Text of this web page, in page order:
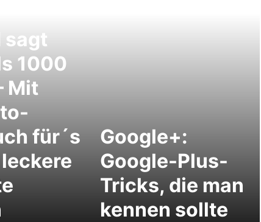
sagt
1000
Mit
für´s
Google+:
Google-Plus-
Tricks, die man
kennen sollte